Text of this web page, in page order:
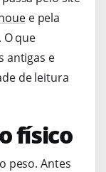
e pela
. O que
antigas e
de leitura
físico
peso. Antes